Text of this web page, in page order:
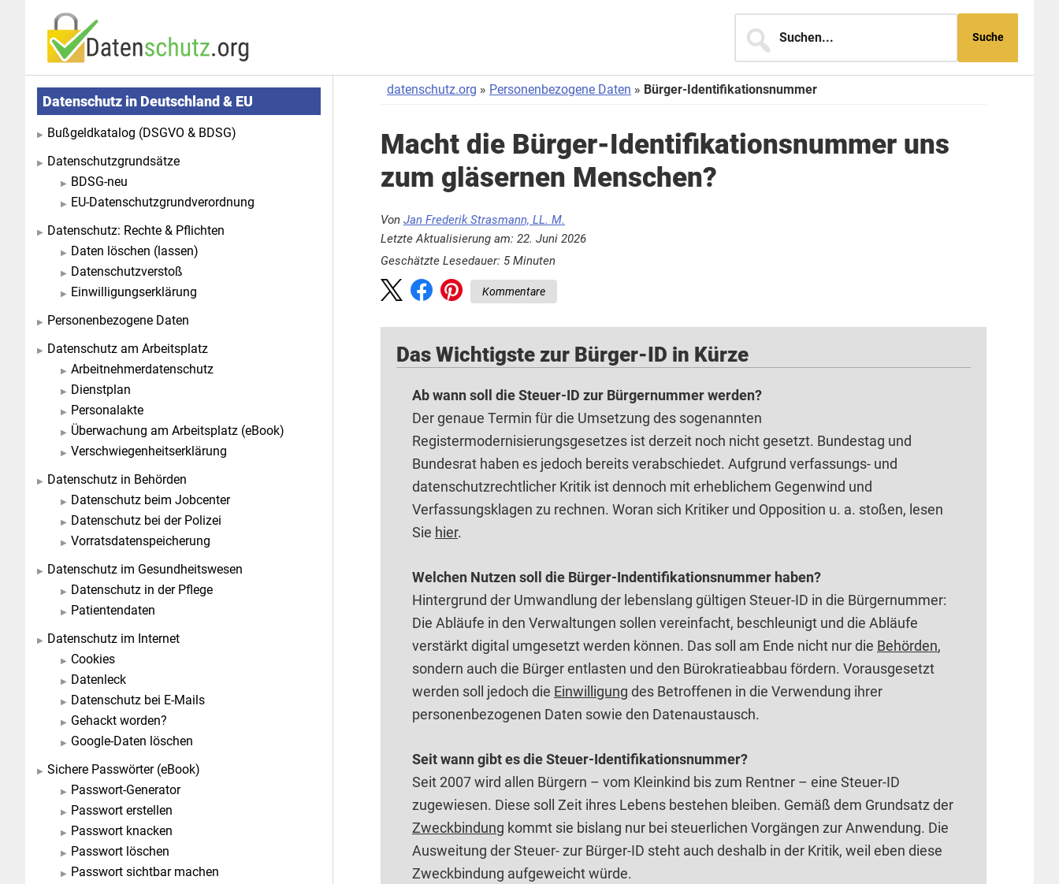
Seitenspalte
datenschutz.org Personenbezogene Daten Bürger-Identifikationsnummer
Macht die Bürger-Identifikationsnummer uns
zum gläsernen Menschen?
Von Jan Frederik Strasmann, LL. M.
Letzte Aktualisierung am: 22. Juni 2026
Geschätzte Lesedauer: 5 Minuten
Kommentare
Das Wichtigste zur Bürger-ID in Kürze
Ab wann soll die Steuer-ID zur Bürgernummer werden?
Der genaue Termin für die Umsetzung des sogenannten
Registermodernisierungsgesetzes ist derzeit noch nicht gesetzt. Bundestag und
Bundesrat haben es jedoch bereits verabschiedet. Aufgrund verfassungs- und
datenschutzrechtlicher Kritik ist dennoch mit erheblichem Gegenwind und
Verfassungsklagen zu rechnen. Woran sich Kritiker und Opposition u. a. stoßen, lesen
Sie hier.
Welchen Nutzen soll die Bürger-Indentifikationsnummer haben?
Hintergrund der Umwandlung der lebenslang gültigen Steuer-ID in die Bürgernummer:
Die Abläufe in den Verwaltungen sollen vereinfacht, beschleunigt und die Abläufe
verstärkt digital umgesetzt werden können. Das soll am Ende nicht nur die Behörden,
sondern auch die Bürger entlasten und den Bürokratieabbau fördern. Vorausgesetzt
werden soll jedoch die Einwilligung des Betroffenen in die Verwendung ihrer
personenbezogenen Daten sowie den Datenaustausch.
Seit wann gibt es die Steuer-Identifikationsnummer?
Seit 2007 wird allen Bürgern – vom Kleinkind bis zum Rentner – eine Steuer-ID
zugewiesen. Diese soll Zeit ihres Lebens bestehen bleiben. Gemäß dem Grundsatz der
Zweckbindung kommt sie bislang nur bei steuerlichen Vorgängen zur Anwendung. Die
Ausweitung der Steuer- zur Bürger-ID steht auch deshalb in der Kritik, weil eben diese
Zweckbindung aufgeweicht würde.
Seitenspalte
Datenschutz in Deutschland & EU
Bußgeldkatalog (DSGVO & BDSG)
Datenschutzgrundsätze
BDSG-neu
EU-Datenschutzgrundverordnung
Datenschutz: Rechte & Pflichten
Daten löschen (lassen)
Datenschutzverstoß
Einwilligungserklärung
Personenbezogene Daten
Datenschutz am Arbeitsplatz
Arbeitnehmerdatenschutz
Dienstplan
Personalakte
Überwachung am Arbeitsplatz (eBook)
Verschwiegenheitserklärung
Datenschutz in Behörden
Datenschutz beim Jobcenter
Datenschutz bei der Polizei
Vorratsdatenspeicherung
Datenschutz im Gesundheitswesen
Datenschutz in der Pflege
Patientendaten
Datenschutz im Internet
Cookies
Datenleck
Datenschutz bei E-Mails
Gehackt worden?
Google-Daten löschen
Sichere Passwörter (eBook)
Passwort-Generator
Passwort erstellen
Passwort knacken
Passwort löschen
Passwort sichtbar machen